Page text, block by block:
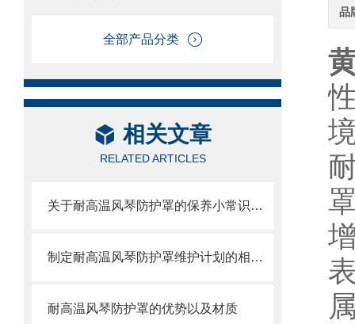
全部产品分类
相关文章
RELATED ARTICLES
关于耐高温风琴防护罩的保养小常识介绍
制定耐高温风琴防护罩维护计划的相关策略
耐高温风琴防护罩的优势以及材质
品